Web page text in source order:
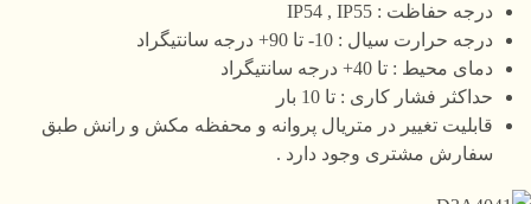
درجه حفاظت : IP54 , IP55
درجه حرارت سیال : 10- تا 90+ درجه سانتیگراد
دمای محیط : تا 40+ درجه سانتیگراد
حداکثر فشار کاری : تا 10 بار
قابلیت تغییر در متریال پروانه و محفظه مکش و رانش طبق
سفارش مشتری وجود دارد .